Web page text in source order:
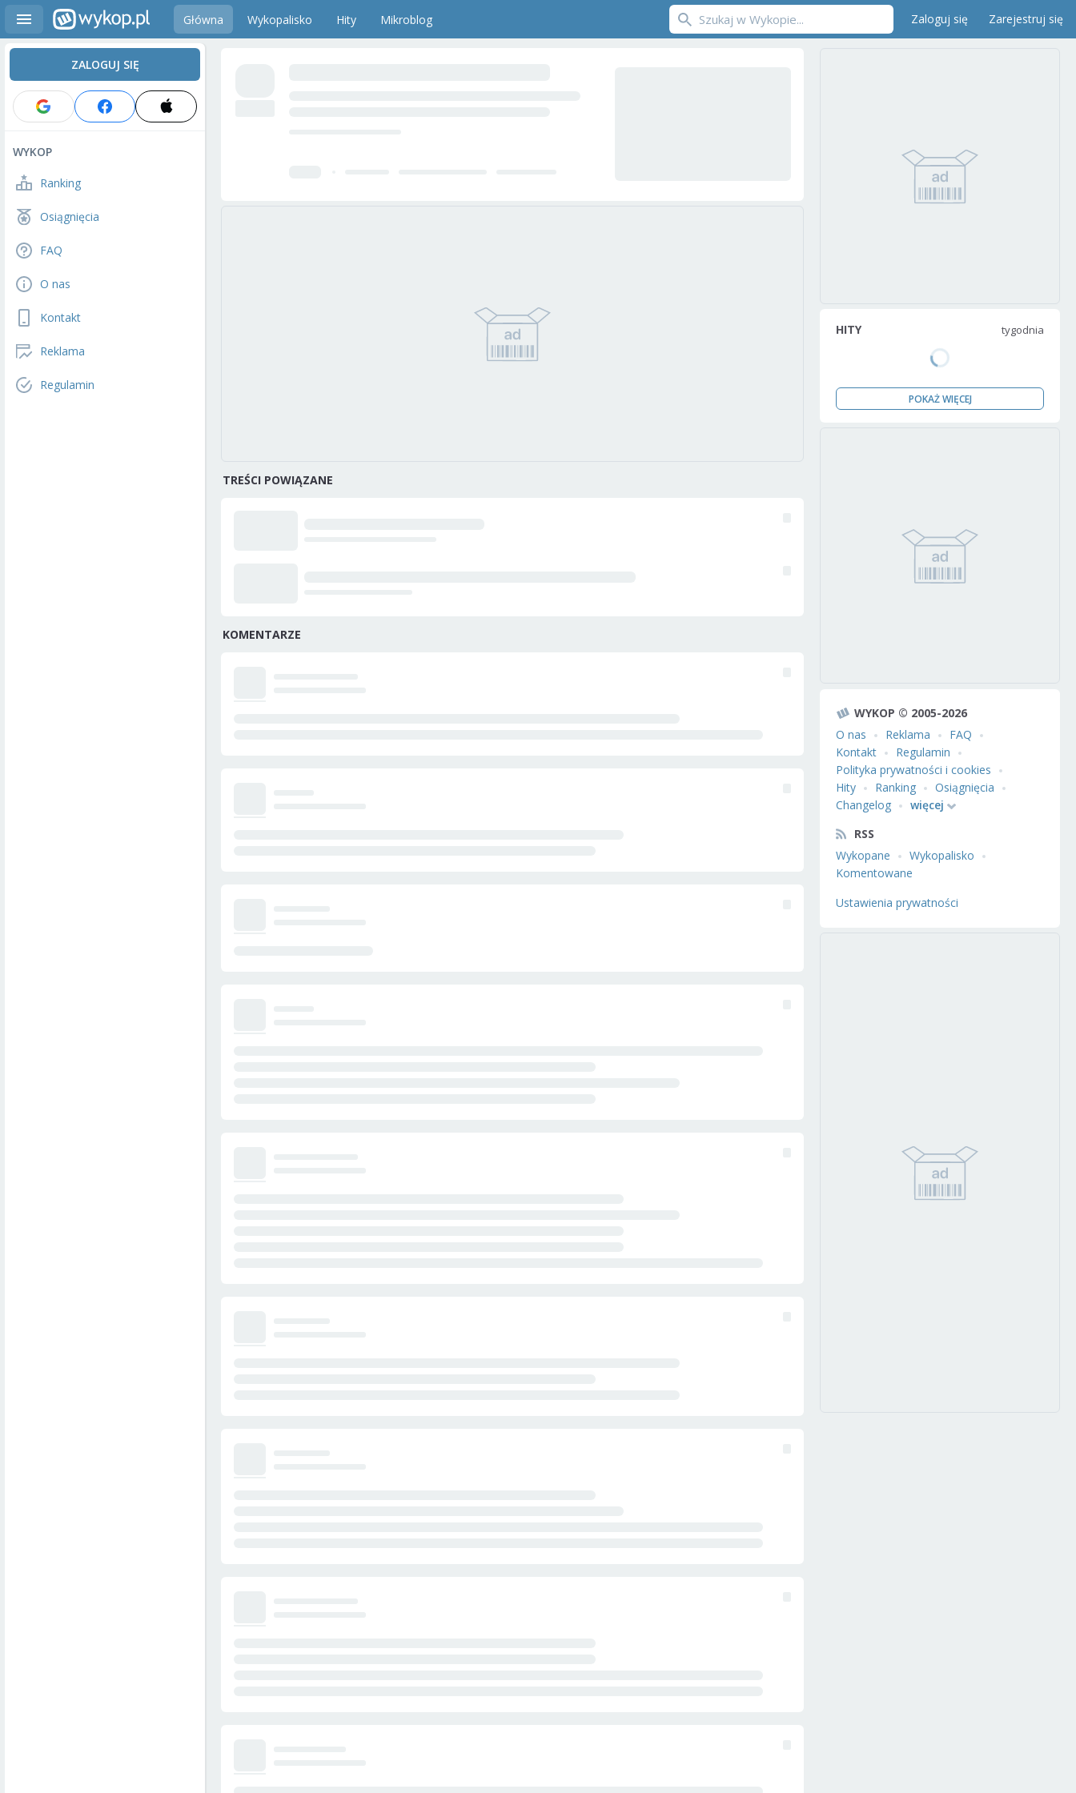
Główna Wykopalisko Hity Mikroblog Zaloguj się Zarejestruj się
ZALOGUJ SIĘ
WYKOP
Ranking
Osiągnięcia
FAQ
O nas
Kontakt
Reklama
Regulamin
TREŚCI POWIĄZANE
KOMENTARZE
HITY tygodnia
POKAŻ WIĘCEJ
WYKOP © 2005-2026
O nas
Reklama
FAQ
Kontakt
Regulamin
Polityka prywatności i cookies
Hity
Ranking
Osiągnięcia
Changelog
więcej
RSS
Wykopane
Wykopalisko
Komentowane
Ustawienia prywatności